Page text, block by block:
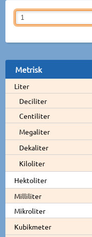
Metrisk
Liter
Deciliter
Centiliter
Megaliter
Dekaliter
Kiloliter
Hektoliter
Milliliter
Mikroliter
Kubikmeter